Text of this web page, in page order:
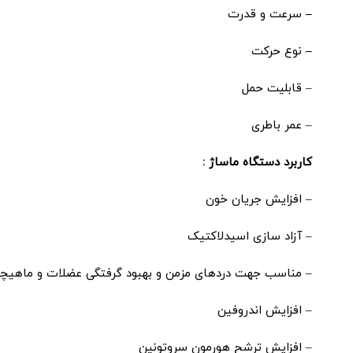
– سرعت و قدرت
– نوع حرکت
– قابلیت حمل
– عمر باطری
کاربرد دستگاه ماساژ :
– افزایش جریان خون
– آزاد سازی اسیدلاکتیک
– مناسب جهت دردهای مزمن و بهبود گرفتگی عضلات و
– افزایش اندروفین
– افزایش ترشح هورمون سروتونین